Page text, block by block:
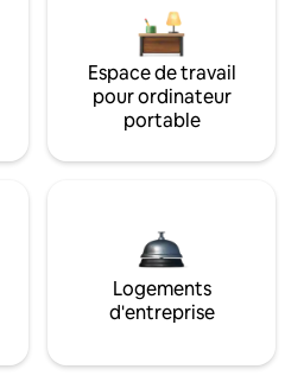
Espace de travail
pour ordinateur
portable
Logements
d'entreprise